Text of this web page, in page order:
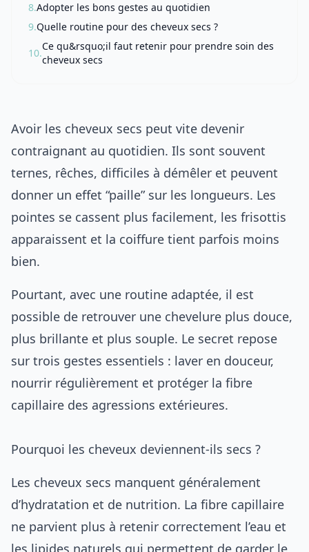
8.Adopter les bons gestes au quotidien
9.Quelle routine pour des cheveux secs ?
10.
Ce qu&rsquo;il faut retenir pour prendre soin des
cheveux secs
Avoir les cheveux secs peut vite devenir
contraignant au quotidien. Ils sont souvent
ternes, rêches, difficiles à démêler et peuvent
donner un effet “paille” sur les longueurs. Les
pointes se cassent plus facilement, les frisottis
apparaissent et la coiffure tient parfois moins
bien.
Pourtant, avec une routine adaptée, il est
possible de retrouver une chevelure plus douce,
plus brillante et plus souple. Le secret repose
sur trois gestes essentiels : laver en douceur,
nourrir régulièrement et protéger la fibre
capillaire des agressions extérieures.
Pourquoi les cheveux deviennent-ils secs ?
Les cheveux secs manquent généralement
d’hydratation et de nutrition. La fibre capillaire
ne parvient plus à retenir correctement l’eau et
les lipides naturels qui permettent de garder le